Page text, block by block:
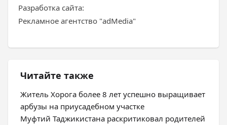
Разработка сайта:
Рекламное агентство "adMedia"
Читайте также
Житель Хорога более 8 лет успешно выращивает
арбузы на приусадебном участке
Муфтий Таджикистана раскритиковал родителей